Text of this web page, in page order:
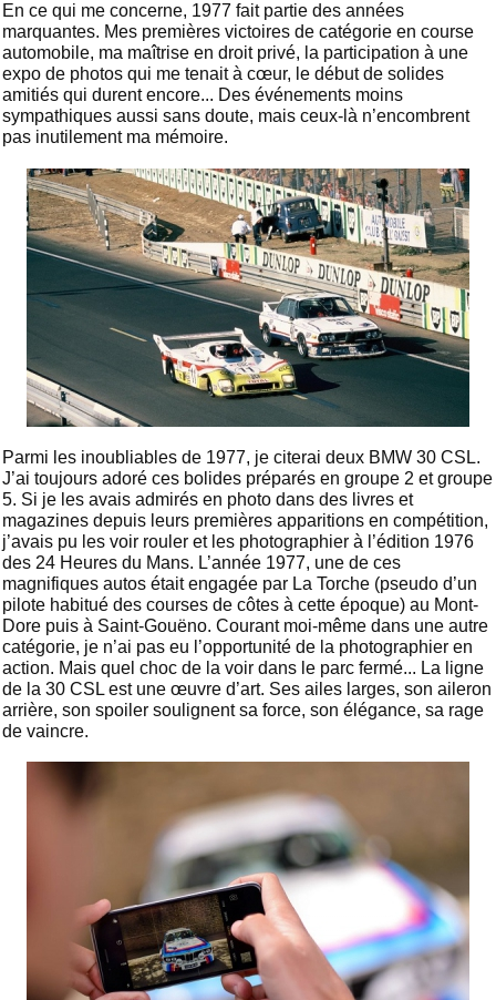
En ce qui me concerne, 1977 fait partie des années
marquantes. Mes premières victoires de catégorie en course
automobile, ma maîtrise en droit privé, la participation à une
expo de photos qui me tenait à cœur, le début de solides
amitiés qui durent encore... Des événements moins
sympathiques aussi sans doute, mais ceux-là n’encombrent
pas inutilement ma mémoire.
Parmi les inoubliables de 1977, je citerai deux BMW 30 CSL.
J’ai toujours adoré ces bolides préparés en groupe 2 et groupe
5. Si je les avais admirés en photo dans des livres et
magazines depuis leurs premières apparitions en compétition,
j’avais pu les voir rouler et les photographier à l’édition 1976
des 24 Heures du Mans. L’année 1977, une de ces
magnifiques autos était engagée par La Torche (pseudo d’un
pilote habitué des courses de côtes à cette époque) au Mont-
Dore puis à Saint-Gouëno. Courant moi-même dans une autre
catégorie, je n’ai pas eu l’opportunité de la photographier en
action. Mais quel choc de la voir dans le parc fermé... La ligne
de la 30 CSL est une œuvre d’art. Ses ailes larges, son aileron
arrière, son spoiler soulignent sa force, son élégance, sa rage
de vaincre.